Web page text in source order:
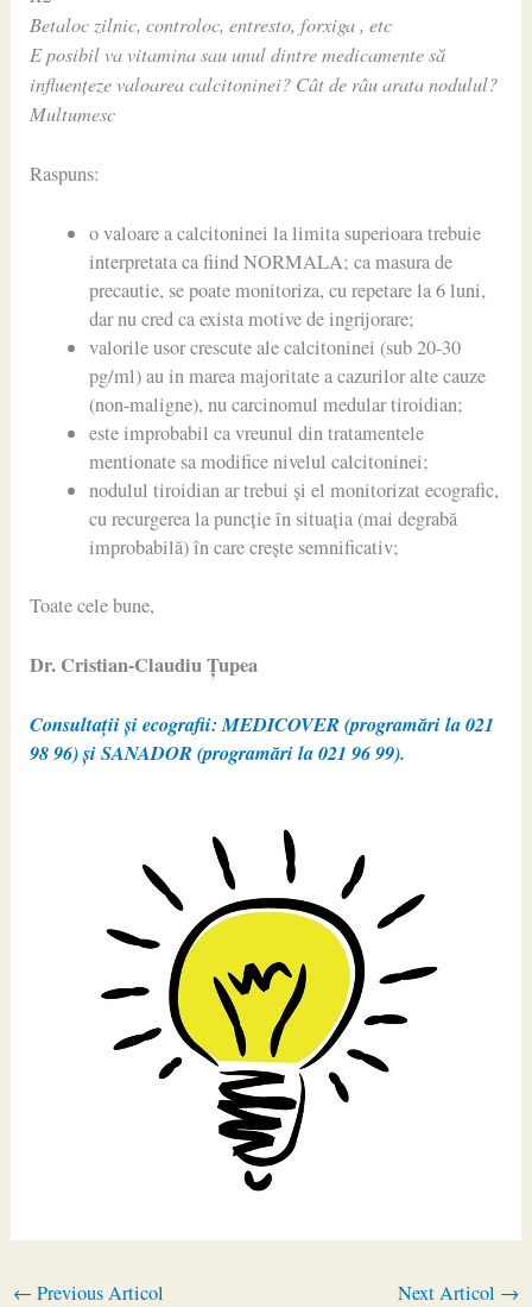
Betaloc zilnic, controloc, entresto, forxiga , etc
E posibil va vitamina sau unul dintre medicamente să
influențeze valoarea calcitoninei? Cât de râu arata nodulul?
Multumesc
Raspuns:
o valoare a calcitoninei la limita superioara trebuie
interpretata ca fiind NORMALA; ca masura de
precautie, se poate monitoriza, cu repetare la 6 luni,
dar nu cred ca exista motive de ingrijorare;
valorile usor crescute ale calcitoninei (sub 20-30
pg/ml) au in marea majoritate a cazurilor alte cauze
(non-maligne), nu carcinomul medular tiroidian;
este improbabil ca vreunul din tratamentele
mentionate sa modifice nivelul calcitoninei;
nodulul tiroidian ar trebui și el monitorizat ecografic,
cu recurgerea la puncție în situația (mai degrabă
improbabilă) în care crește semnificativ;
Toate cele bune,
Dr. Cristian-Claudiu Ţupea
Consultații și ecografii: MEDICOVER (programări la 021
98 96) și SANADOR (programări la 021 96 99).
← Previous Articol Next Articol →